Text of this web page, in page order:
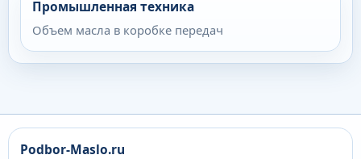
Промышленная техника
Объем масла в коробке передач
Podbor-Maslo.ru